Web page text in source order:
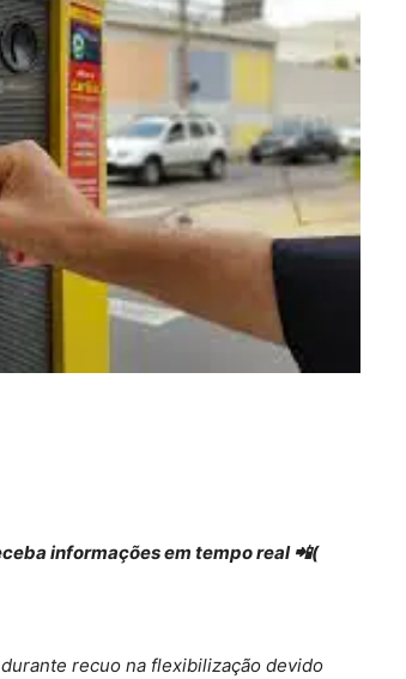
informações em tempo real 📲(
recuo na flexibilização devido